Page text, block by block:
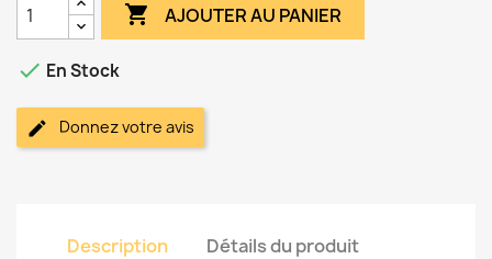
 AJOUTER AU PANIER
 En Stock
Donnez votre avis
Description Détails du produit